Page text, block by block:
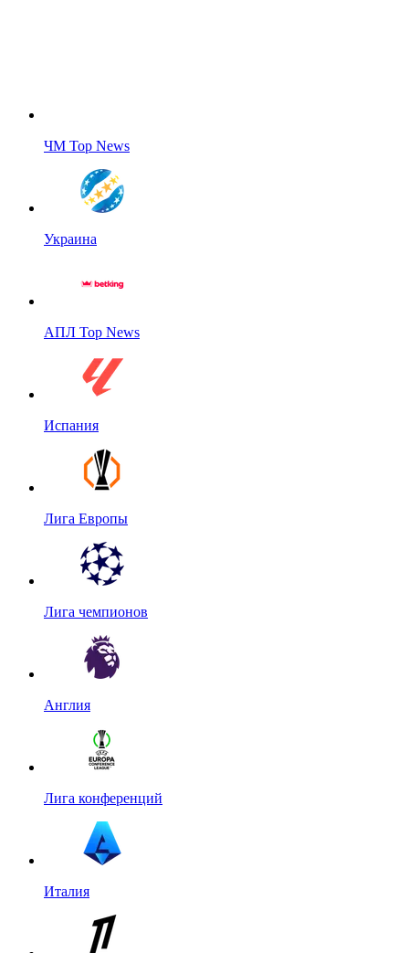
ЧМ Top News
Украина
АПЛ Top News
Испания
Лига Европы
Лига чемпионов
Англия
Лига конференций
Италия